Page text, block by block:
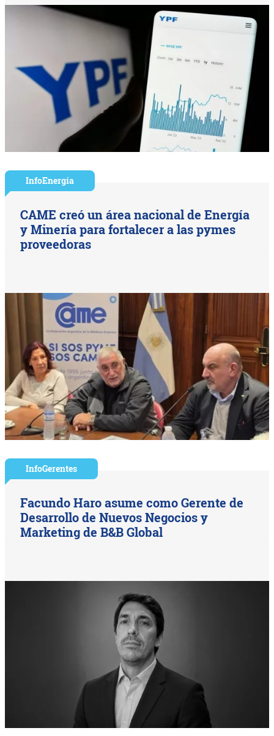
InfoEnergía
CAME creó un área nacional de Energía
y Minería para fortalecer a las pymes
proveedoras
InfoGerentes
Facundo Haro asume como Gerente de
Desarrollo de Nuevos Negocios y
Marketing de B&B Global